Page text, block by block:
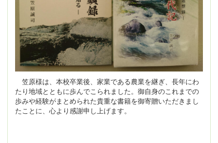
笠原様は、本校卒業後、家業である農業を継ぎ、長年にわ
たり地域とともに歩んでこられました。御自身のこれまでの
歩みや経験がまとめられた貴重な書籍を御寄贈いただきまし
たことに、心より感謝申し上げます。